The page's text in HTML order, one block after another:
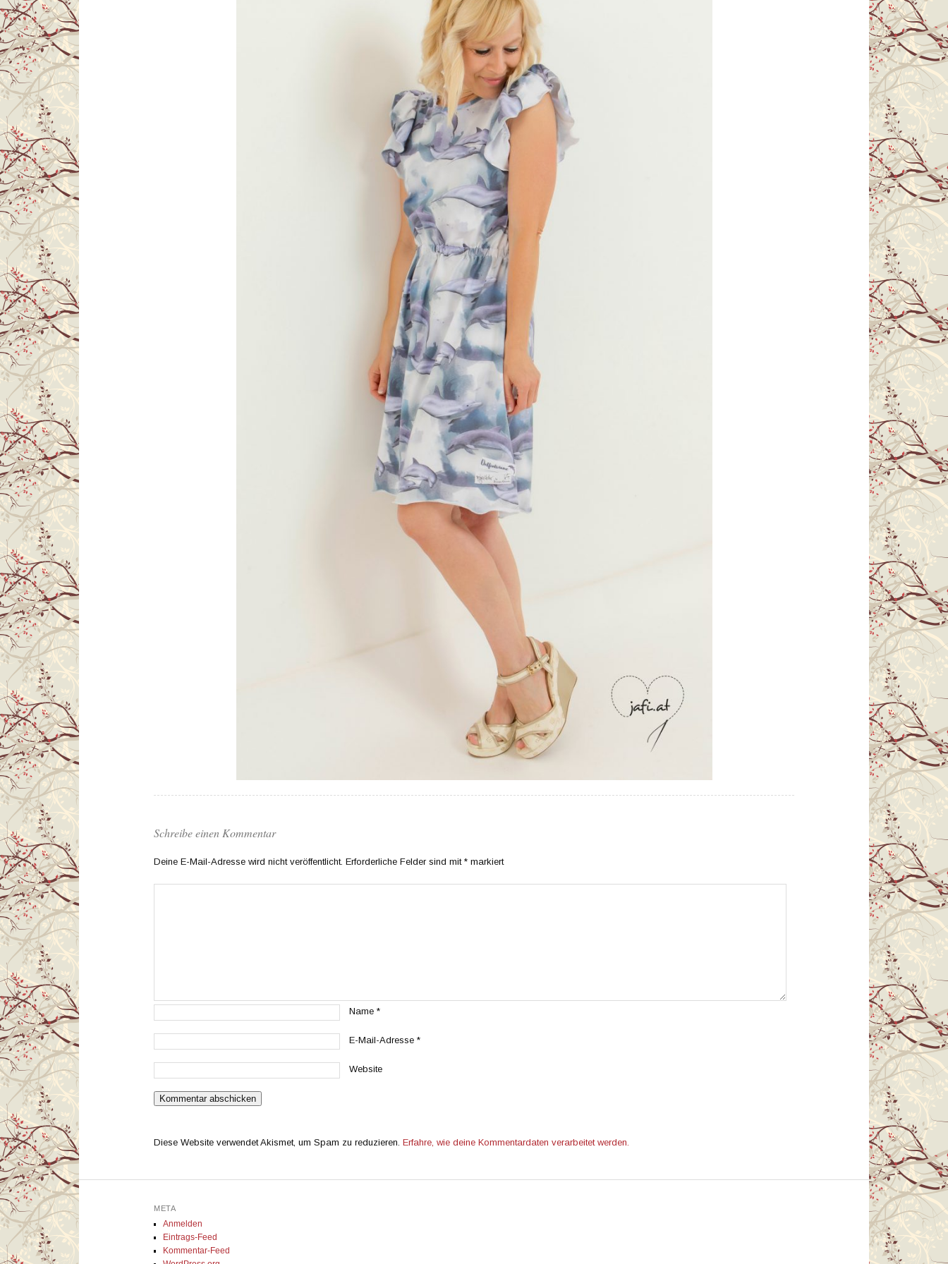
Schreibe einen Kommentar
Deine E-Mail-Adresse wird nicht veröffentlicht. Erforderliche Felder sind mit * markiert
Name *
E-Mail-Adresse *
Website
Diese Website verwendet Akismet, um Spam zu reduzieren. Erfahre, wie deine Kommentardaten verarbeitet werden.
META
Anmelden
Eintrags-Feed
Kommentar-Feed